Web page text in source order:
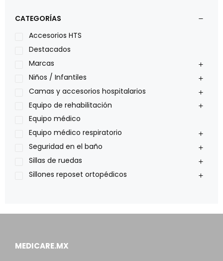
Leggero
Lumex
Medical Store
Nidek
Oxiplus
Philips
Pride
Roho
Sillas de ruedas Everest Jennings
Stealth products
Xiehe Medical
CATEGORÍAS
Accesorios HTS
Destacados
Marcas
Niños / Infantiles
Camas y accesorios hospitalarios
Equipo de rehabilitación
Equipo médico
Equipo médico respiratorio
Seguridad en el baño
Sillas de ruedas
Sillones reposet ortopédicos
MEDICARE.MX